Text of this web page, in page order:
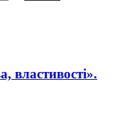
властивості».